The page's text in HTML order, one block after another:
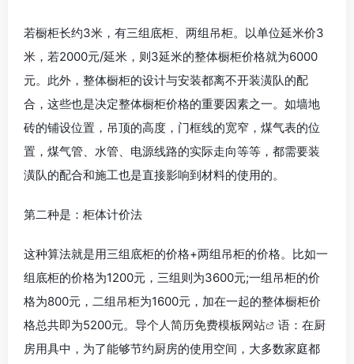
若橱柜长约3米，有三组底柜、两组吊柜。以单位延米价3
米，若2000元/延米，则3延米的整体橱柜价格就为6000
元。此外，整体橱柜的设计与安装都离不开装潢队的配
合，这些也是决定整体橱柜价格的重要因素之一。如墙地
砖的铺设位置，吊顶的高度，门框线的宽窄，煤气表的位
置，煤气管、水管、电源线路的实际走向等等，都需要装
潢队的配合和施工也是直接影响到材料的使用的。
第二种是：柜体计价法
这种算法就是用三组底柜的价格+两组吊柜的价格。比如一
组底柜的价格为1200元，三组则为3600元;一组吊柜的价
格为800元，二组吊柜为1600元，加在一起的整体橱柜价
格总共即为5200元。导个人简历免费模板网站
语：在厨
房用具中，为了能够节约厨房的使用空间，大多数家庭都